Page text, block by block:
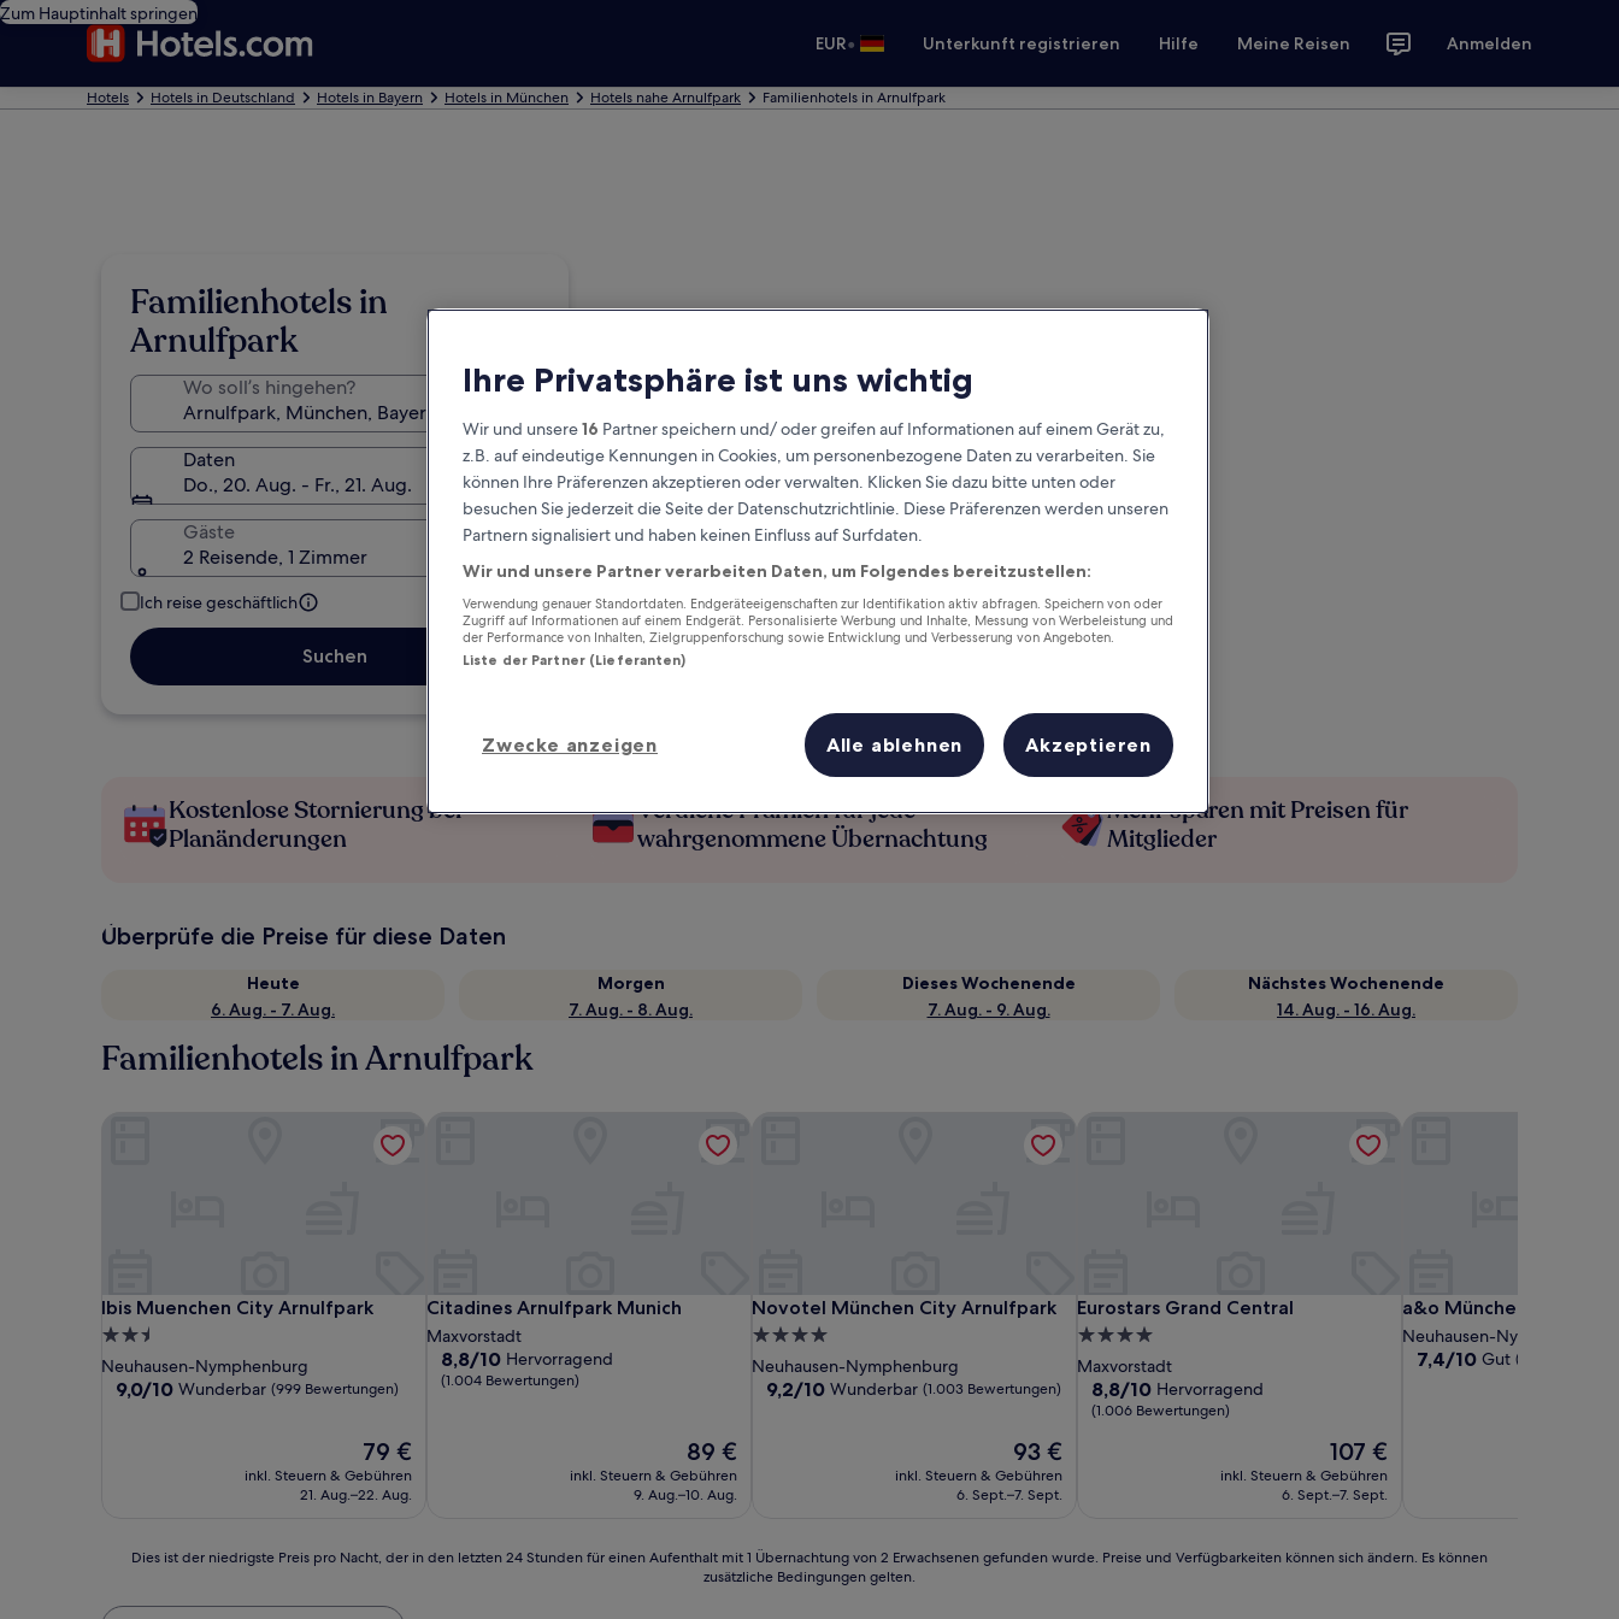
Zum Hauptinhalt springen
EUR• Unterkunft registrieren Hilfe Meine Reisen Anmelden
Hotels Hotels in Deutschland Hotels in Bayern Hotels in München Hotels nahe Arnulfpark Familienhotels in Arnulfpark
Familienhotels in
Arnulfpark
Wo soll’s hingehen?
Daten
Do., 20. Aug. - Fr., 21. Aug.
Gäste
2 Reisende, 1 Zimmer
Ich reise geschäftlich
Suchen
Kostenlose Stornierung bei
Planänderungen
Verdiene Prämien für jede
wahrgenommene Übernachtung
Mehr sparen mit Preisen für
Mitglieder
Überprüfe die Preise für diese Daten
Heute
6. Aug. - 7. Aug.
Morgen
7. Aug. - 8. Aug.
Dieses Wochenende
7. Aug. - 9. Aug.
Nächstes Wochenende
14. Aug. - 16. Aug.
Familienhotels in Arnulfpark
Ibis Muenchen City Arnulfpark
Ibis Muenchen City Arnulfpark
2.5-
Sterne-
Unterkunft
Neuhausen-Nymphenburg
9.0
9,0/10 Wunderbar (999 Bewertungen)
Der
Preis
beträgt
79 €
inkl. Steuern & Gebühren
21. Aug.–22. Aug.
Citadines Arnulfpark Munich
Citadines Arnulfpark Munich
Maxvorstadt
8.8
von
8,8/10 Hervorragend
(1.004 Bewertungen)
Der
Preis
beträgt
89 €
inkl. Steuern & Gebühren
9. Aug.–10. Aug.
Novotel München City Arnulfpark
Novotel München City Arnulfpark
4.0-
Sterne-
Unterkunft
Neuhausen-Nymphenburg
9.2
9,2/10 Wunderbar (1.003 Bewertungen)
Der
Preis
beträgt
93 €
inkl. Steuern & Gebühren
6. Sept.–7. Sept.
Novotel München City Arnulfpark
Eurostars Grand Central
Eurostars Grand Central
4.0-
Sterne-
Unterkunft
Maxvorstadt
8.8
von
8,8/10 Hervorragend
(1.006 Bewertungen)
Der
Preis
beträgt
107 €
inkl. Steuern & Gebühren
6. Sept.–7. Sept.
a&o München
a&o München
Neuhausen-Nymphenburg
7.4
7,4/10 Gut (411
der
Dies ist der niedrigste Preis pro Nacht, der in den letzten 24 Stunden für einen Aufenthalt mit 1 Übernachtung von 2 Erwachsenen gefunden wurde. Preise und Verfügbarkeiten können sich ändern. Es können
zusätzliche Bedingungen gelten.
Ihre Privatsphäre ist uns wichtig
Wir und unsere16 Partner speichern und/ oder greifen auf Informationen auf einem Gerät zu,
z.B. auf eindeutige Kennungen in Cookies, um personenbezogene Daten zu verarbeiten. Sie
können Ihre Präferenzen akzeptieren oder verwalten. Klicken Sie dazu bitte unten oder
besuchen Sie jederzeit die Seite der Datenschutzrichtlinie. Diese Präferenzen werden unseren
Partnern signalisiert und haben keinen Einfluss auf Surfdaten.
Wir und unsere Partner verarbeiten Daten, um Folgendes bereitzustellen:
Verwendung genauer Standortdaten. Endgeräteeigenschaften zur Identifikation aktiv abfragen. Speichern von oder
Zugriff auf Informationen auf einem Endgerät. Personalisierte Werbung und Inhalte, Messung von Werbeleistung und
der Performance von Inhalten, Zielgruppenforschung sowie Entwicklung und Verbesserung von Angeboten.
Liste der Partner (Lieferanten)
Zwecke anzeigen Alle ablehnen Akzeptieren